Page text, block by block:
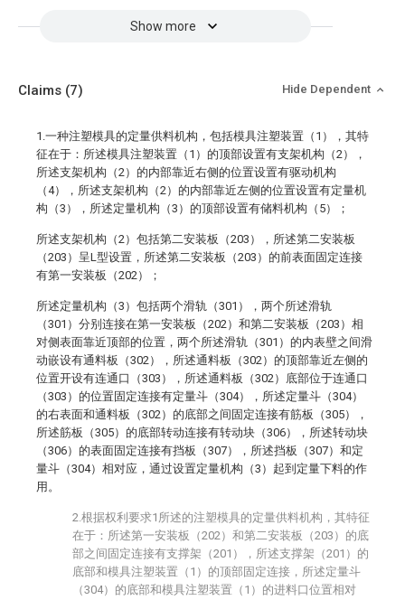
Show more
Claims (7) Hide Dependent
1.一种注塑模具的定量供料机构，包括模具注塑装置（1），其特
征在于：所述模具注塑装置（1）的顶部设置有支架机构（2），
所述支架机构（2）的内部靠近右侧的位置设置有驱动机构
（4），所述支架机构（2）的内部靠近左侧的位置设置有定量机
构（3），所述定量机构（3）的顶部设置有储料机构（5）；
所述支架机构（2）包括第二安装板（203），所述第二安装板
（203）呈L型设置，所述第二安装板（203）的前表面固定连接
有第一安装板（202）；
所述定量机构（3）包括两个滑轨（301），两个所述滑轨
（301）分别连接在第一安装板（202）和第二安装板（203）相
对侧表面靠近顶部的位置，两个所述滑轨（301）的内表壁之间滑
动嵌设有通料板（302），所述通料板（302）的顶部靠近左侧的
位置开设有连通口（303），所述通料板（302）底部位于连通口
（303）的位置固定连接有定量斗（304），所述定量斗（304）
的右表面和通料板（302）的底部之间固定连接有筋板（305），
所述筋板（305）的底部转动连接有转动块（306），所述转动块
（306）的表面固定连接有挡板（307），所述挡板（307）和定
量斗（304）相对应，通过设置定量机构（3）起到定量下料的作
用。
2.根据权利要求1所述的注塑模具的定量供料机构，其特征
在于：所述第一安装板（202）和第二安装板（203）的底
部之间固定连接有支撑架（201），所述支撑架（201）的
底部和模具注塑装置（1）的顶部固定连接，所述定量斗
（304）的底部和模具注塑装置（1）的进料口位置相对